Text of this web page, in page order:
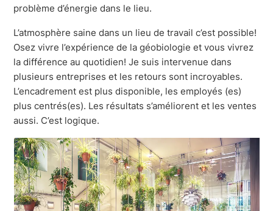
problème d’énergie dans le lieu.
L’atmosphère saine dans un lieu de travail c’est possible!
Osez vivre l’expérience de la géobiologie et vous vivrez
la différence au quotidien! Je suis intervenue dans
plusieurs entreprises et les retours sont incroyables.
L’encadrement est plus disponible, les employés (es)
plus centrés(es). Les résultats s’améliorent et les ventes
aussi. C’est logique.